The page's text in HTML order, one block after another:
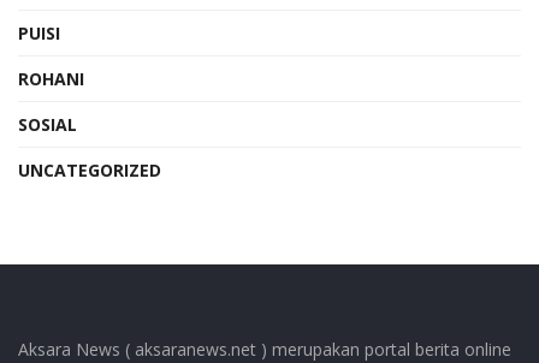
PUISI
ROHANI
SOSIAL
UNCATEGORIZED
Aksara News ( aksaranews.net ) merupakan portal berita online